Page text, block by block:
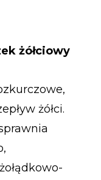
żółciowy
żółci.